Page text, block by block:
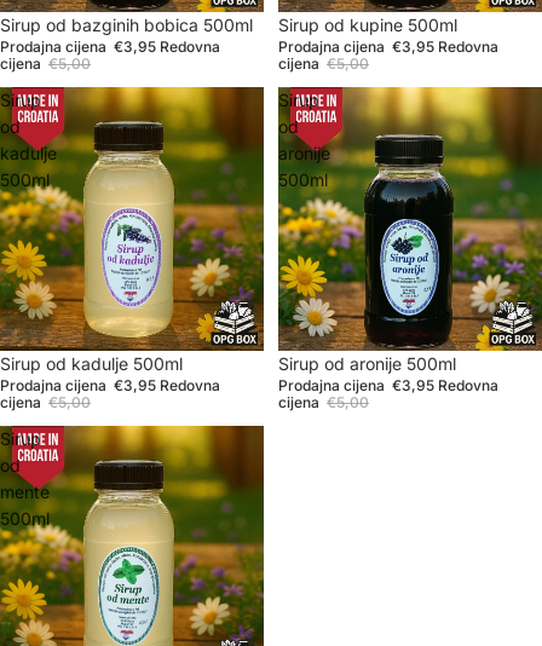
Sniženje
Sirup od bazginih bobica 500ml
Prodajna cijena €3,95 Redovna
cijena €5,00
Rasprodano
Sirup od kupine 500ml
Prodajna cijena €3,95 Redovna
cijena €5,00
Sirup
od
kadulje
500ml
Rasprodano
Sirup od kadulje 500ml
Prodajna cijena €3,95 Redovna
cijena €5,00
Sirup
od
aronije
500ml
Sniženje
Sirup od aronije 500ml
Prodajna cijena €3,95 Redovna
cijena €5,00
Sirup
od
mente
500ml